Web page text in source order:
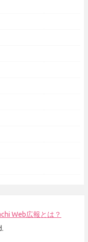
Web広報とは？